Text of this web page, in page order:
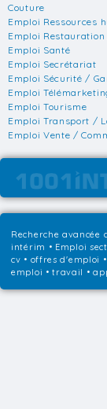
Couture
Emploi Ressources
Emploi
Emploi Santé
Emploi Secrétariat
Emploi Sécurité /
Emploi
Emploi Tourisme
Emploi Transport /
Emploi Vente /
Recherche avancée
intérim • Emploi
cv • offres d'emploi
emploi • travail •